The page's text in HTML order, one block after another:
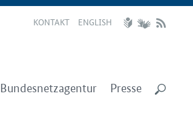
KONTAKT ENGLISH
Bundesnetzagentur Presse